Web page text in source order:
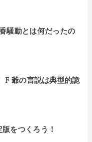
騒動とは何だったの
F 爺の言説は典型的詭
をつくろう！